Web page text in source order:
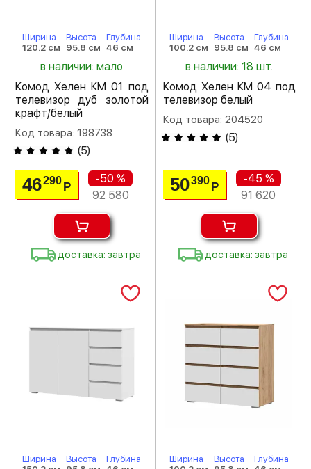
Ширина
120.2 см
Высота
95.8 см
Глубина
46 см
в наличии: мало
Комод Хелен КМ 01 под
телевизор дуб золотой
крафт/белый
Код товара: 198738
(5)
46290Р
-50 %
92 580
доставка: завтра
Ширина
100.2 см
Высота
95.8 см
Глубина
46 см
в наличии: 18 шт.
Комод Хелен КМ 04 под
телевизор белый
Код товара: 204520
(5)
50390 Р
-45 %
91 620
доставка: завтра
Ширина
Высота
Глубина
Ширина
Высота
Глубина